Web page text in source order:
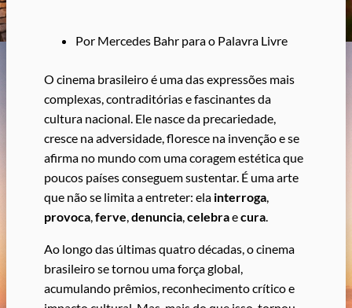
Por Mercedes Bahr para o Palavra Livre
O cinema brasileiro é uma das expressões mais
complexas, contraditórias e fascinantes da
cultura nacional. Ele nasce da precariedade,
cresce na adversidade, floresce na invenção e se
afirma no mundo com uma coragem estética que
poucos países conseguem sustentar. É uma arte
que não se limita a entreter: ela interroga
provoca ferve denuncia celebraecura
Ao longo das últimas quatro décadas, o cinema
brasileiro se tornou uma força global,
acumulando prêmios, reconhecimento crítico e